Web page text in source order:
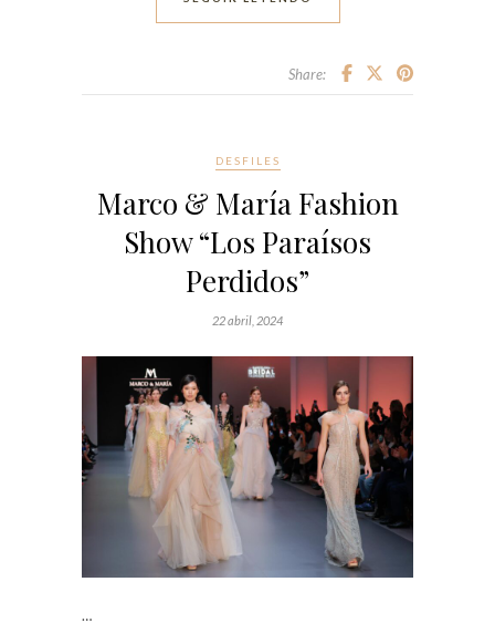
Share:
DESFILES
Marco & María Fashion
Show “Los Paraísos
Perdidos”
22 abril, 2024
…